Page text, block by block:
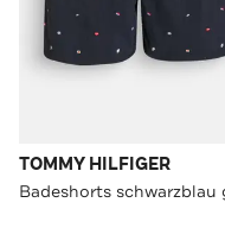
TOMMY HILFIGER